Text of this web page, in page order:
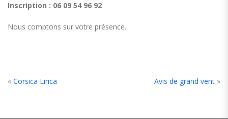
Inscription : 06 09 54 96 92
Nous comptons sur votre présence.
« Corsica Lirica Avis de grand vent »